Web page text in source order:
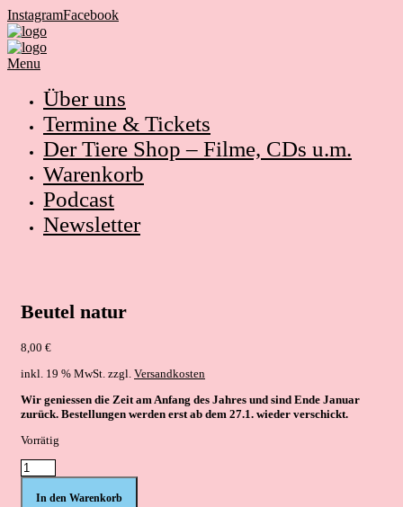
InstagramFacebook
Menu
Über uns
Termine & Tickets
Der Tiere Shop – Filme, CDs u.m.
Warenkorb
Podcast
Newsletter
Beutel natur
8,00 €
inkl. 19 % MwSt. zzgl. Versandkosten
Wir geniessen die Zeit am Anfang des Jahres und sind Ende Januar
zurück. Bestellungen werden erst ab dem 27.1. wieder verschickt.
Vorrätig
Beutel
natur
Menge
In den Warenkorb